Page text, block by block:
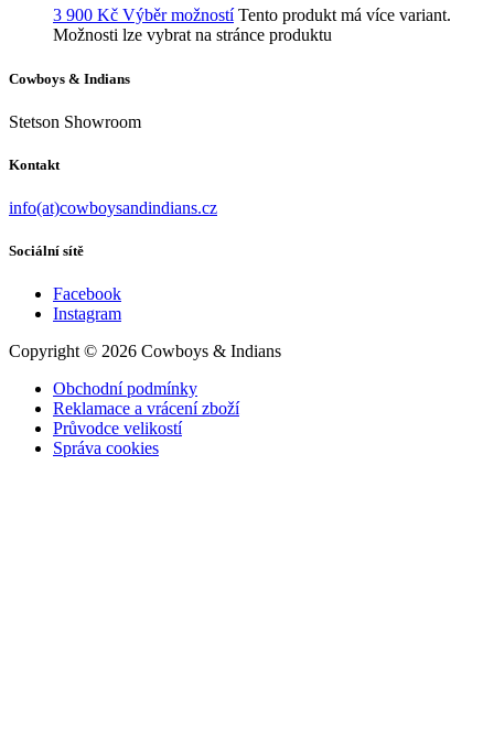
3 900 Kč Výběr možností Tento produkt má více variant.
Možnosti lze vybrat na stránce produktu
Cowboys & Indians
Stetson Showroom
Kontakt
info(at)cowboysandindians.cz
Sociální sítě
Facebook
Instagram
Copyright © 2026 Cowboys & Indians
Obchodní podmínky
Reklamace a vrácení zboží
Průvodce velikostí
Správa cookies